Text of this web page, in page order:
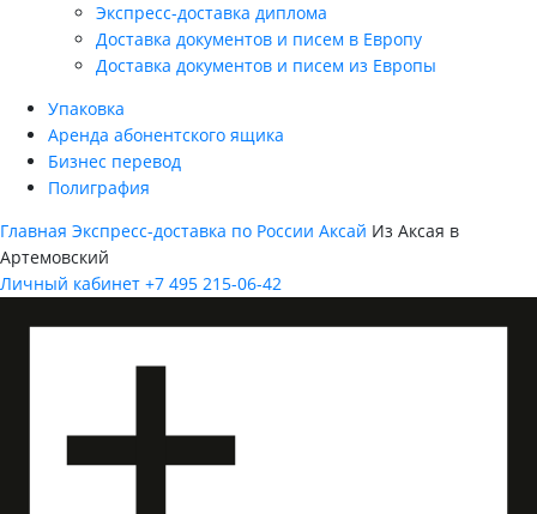
Экспресс-доставка диплома
Доставка документов и писем в Европу
Доставка документов и писем из Европы
Упаковка
Аренда абонентского ящика
Бизнес перевод
Полиграфия
Главная Экспресс-доставка по России Аксай Из Аксая в
Артемовский
Личный кабинет +7 495 215-06-42